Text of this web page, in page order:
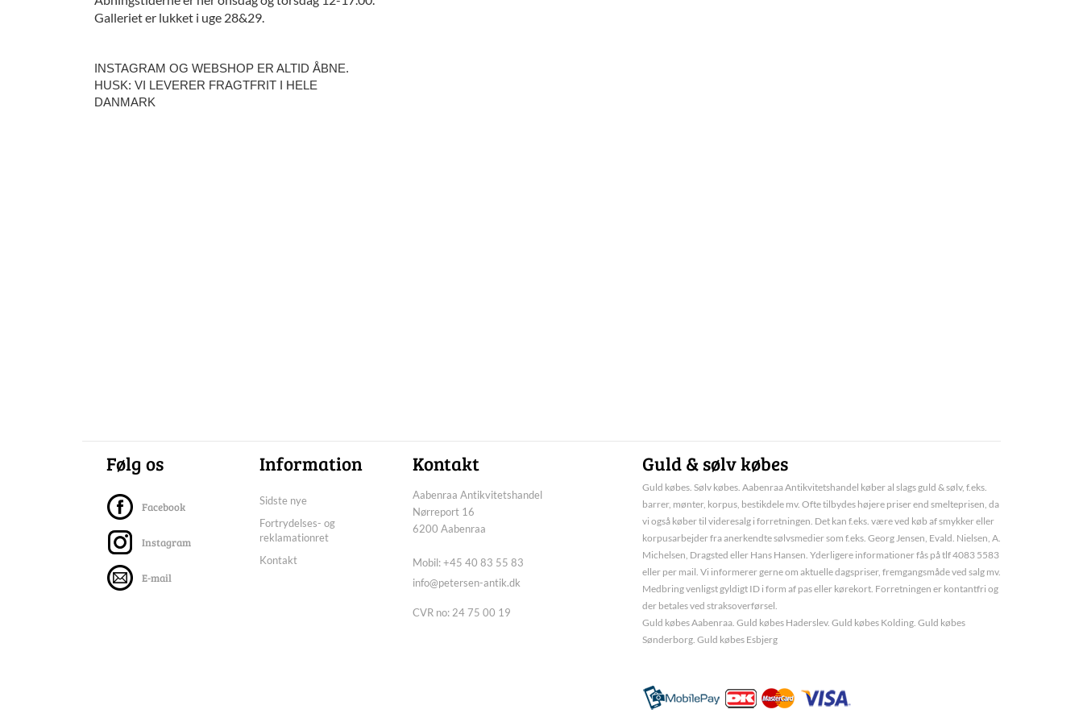
Galleriet er lukket i uge 28&29.
INSTAGRAM OG WEBSHOP ER ALTID ÅBNE.
HUSK: VI LEVERER FRAGTFRIT I HELE
DANMARK
Følg os
Facebook
Instagram
E-mail
Information
Sidste nye
Fortrydelses- og
reklamationret
Kontakt
Kontakt
Aabenraa Antikvitetshandel
Nørreport 16
6200 Aabenraa
Mobil: +45 40 83 55 83
info@petersen-antik.dk
CVR no: 24 75 00 19
Guld & sølv købes
Guld købes. Sølv købes. Aabenraa Antikvitetshandel køber al slags guld & sølv, f.eks.
barrer, mønter, korpus, bestikdele mv. Ofte tilbydes højere priser end smelteprisen, da
vi også køber til videresalg i forretningen. Det kan f.eks. være ved køb af smykker eller
korpusarbejder fra anerkendte sølvsmedier som f.eks. Georg Jensen, Evald. Nielsen, A.
Michelsen, Dragsted eller Hans Hansen. Yderligere informationer fås på tlf 4083 5583
eller per mail. Vi informerer gerne om aktuelle dagspriser, fremgangsmåde ved salg mv.
Medbring venligst gyldigt ID i form af pas eller kørekort. Forretningen er kontantfri og
der betales ved straksoverførsel.
Guld købes Aabenraa. Guld købes Haderslev. Guld købes Kolding. Guld købes
Sønderborg. Guld købes Esbjerg